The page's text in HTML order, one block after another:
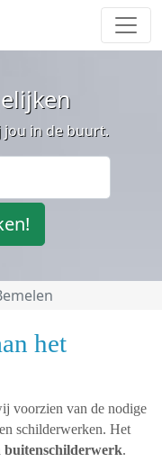
jou in de buurt.
het
voorzien van de nodige
schilderwerken. Het
buitenschilderwerk.